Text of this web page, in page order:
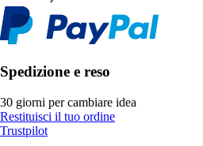
Spedizione e reso
30 giorni per cambiare idea
Restituisci il tuo ordine
Trustpilot